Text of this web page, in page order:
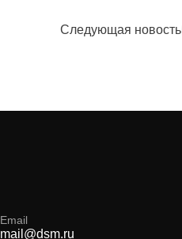
Следующая новость
Email
mail@dsm.ru